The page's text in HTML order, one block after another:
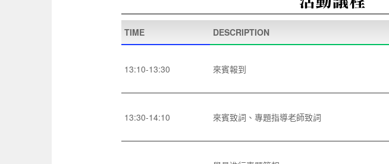
TIME DESCRIPTION
13:10-13:30 來賓報到
13:30-14:10 來賓致詞、專題指導老師致詞